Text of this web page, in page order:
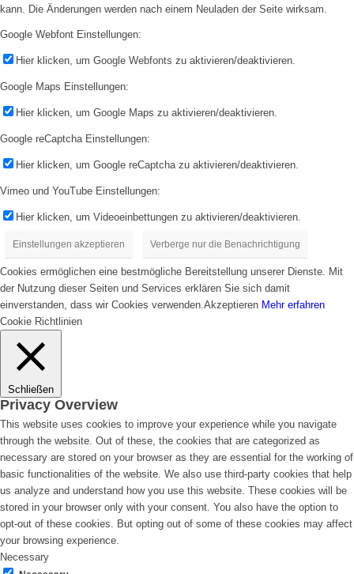
kann. Die Änderungen werden nach einem Neuladen der Seite wirksam.
Google Webfont Einstellungen:
Hier klicken, um Google Webfonts zu aktivieren/deaktivieren.
Google Maps Einstellungen:
Hier klicken, um Google Maps zu aktivieren/deaktivieren.
Google reCaptcha Einstellungen:
Hier klicken, um Google reCaptcha zu aktivieren/deaktivieren.
Vimeo und YouTube Einstellungen:
Hier klicken, um Videoeinbettungen zu aktivieren/deaktivieren.
Einstellungen akzeptieren Verberge nur die Benachrichtigung
Cookies ermöglichen eine bestmögliche Bereitstellung unserer Dienste. Mit
der Nutzung dieser Seiten und Services erklären Sie sich damit
einverstanden, dass wir Cookies verwenden.Akzeptieren Mehr erfahren
Cookie Richtlinien
Schließen
Privacy Overview
This website uses cookies to improve your experience while you navigate
through the website. Out of these, the cookies that are categorized as
necessary are stored on your browser as they are essential for the working of
basic functionalities of the website. We also use third-party cookies that help
us analyze and understand how you use this website. These cookies will be
stored in your browser only with your consent. You also have the option to
opt-out of these cookies. But opting out of some of these cookies may affect
your browsing experience.
Necessary